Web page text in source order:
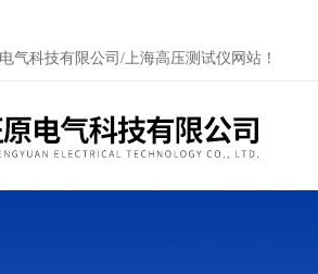
气科技有限公司/上海高压测试仪网站！